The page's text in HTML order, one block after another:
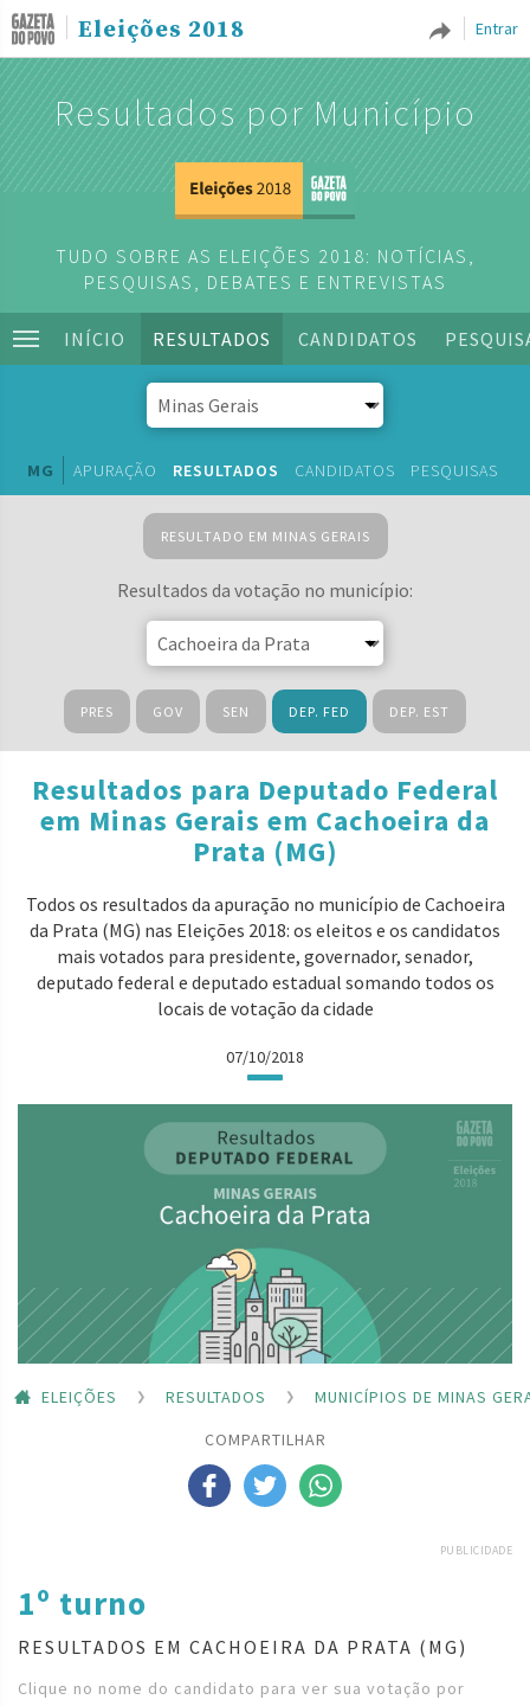
Entrar
Eleições 2018
Resultados por Município
TUDO SOBRE AS ELEIÇÕES 2018: NOTÍCIAS,
PESQUISAS, DEBATES E ENTREVISTAS
INÍCIO RESULTADOS CANDIDATOS
MG APURAÇÃO RESULTADOS CANDIDATOS PESQUISAS
RESULTADO EM MINAS GERAIS
Resultados da votação no município:
PRES GOV SEN DEP. FED DEP. EST
Resultados para Deputado Federal
em Minas Gerais em Cachoeira da
Prata (MG)
Todos os resultados da apuração no município de Cachoeira
da Prata (MG) nas Eleições 2018: os eleitos e os candidatos
mais votados para presidente, governador, senador,
deputado federal e deputado estadual somando todos os
locais de votação da cidade
07/10/2018
ELEIÇÕES RESULTADOS
MUNICÍPIOS DE MINAS
COMPARTILHAR
PUBLICIDADE
1º turno
RESULTADOS EM CACHOEIRA DA PRATA (MG)
Clique no nome do candidato para ver sua votação por